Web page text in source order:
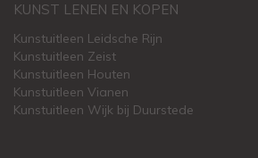
KUNST LENEN EN KOPEN
Kunstuitleen Leidsche Rijn
Kunstuitleen Zeist
Kunstuitleen Houten
Kunstuitleen Vianen
Kunstuitleen Wijk bij Duurstede